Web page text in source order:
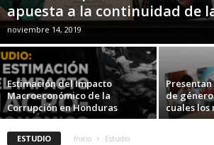
apuesta a la continuidad de
noviembre 14, 2019
Estimación del Impacto
Macroeconómico de la
Corrupción en Honduras
de
cuales los
ESTUDIO Inicio Estudio